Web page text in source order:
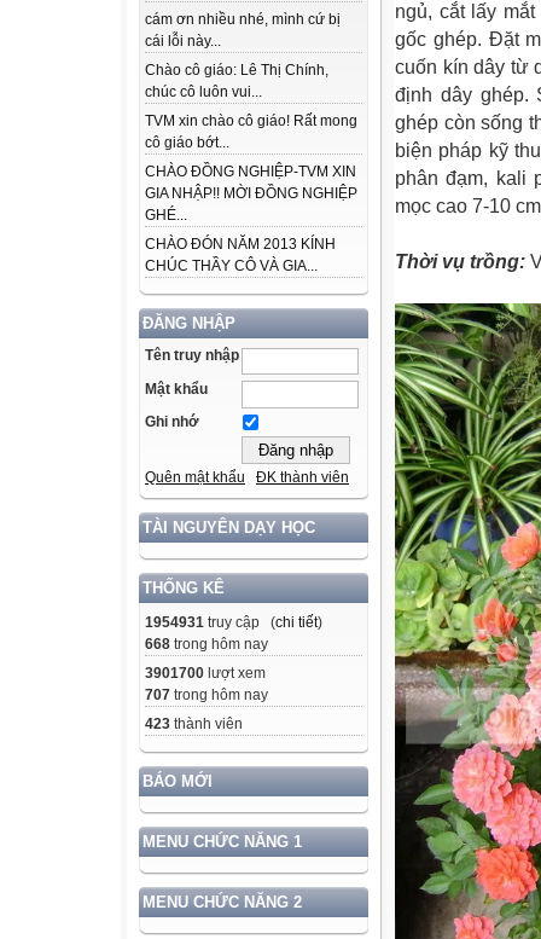
cám ơn nhiều nhé, mình cứ bị
cái lỗi này...
Chào cô giáo: Lê Thị Chính,
chúc cô luôn vui...
TVM xin chào cô giáo! Rất mong
cô giáo bớt...
CHÀO ĐỒNG NGHIỆP-TVM XIN
GIA NHẬP!! MỜI ĐỒNG NGHIỆP
GHÉ...
CHÀO ĐÓN NĂM 2013 KÍNH
CHÚC THẦY CÔ VÀ GIA...
ĐĂNG NHẬP
Tên truy nhập
Mật khẩu
Ghi nhớ
Quên mật khẩu ĐK thành viên
TÀI NGUYÊN DẠY HỌC
THỐNG KÊ
1954931 truy cập (chi tiết)
668 trong hôm nay
3901700 lượt xem
707 trong hôm nay
423 thành viên
BÁO MỚI
MENU CHỨC NĂNG 1
MENU CHỨC NĂNG 2
ngủ, cắt lấy
gốc ghép. Đặt
cuốn kín dây từ
định dây ghép.
ghép còn sống
biện pháp kỹ
phân đạm, kali
mọc cao 7-10
Thời vụ trồng: